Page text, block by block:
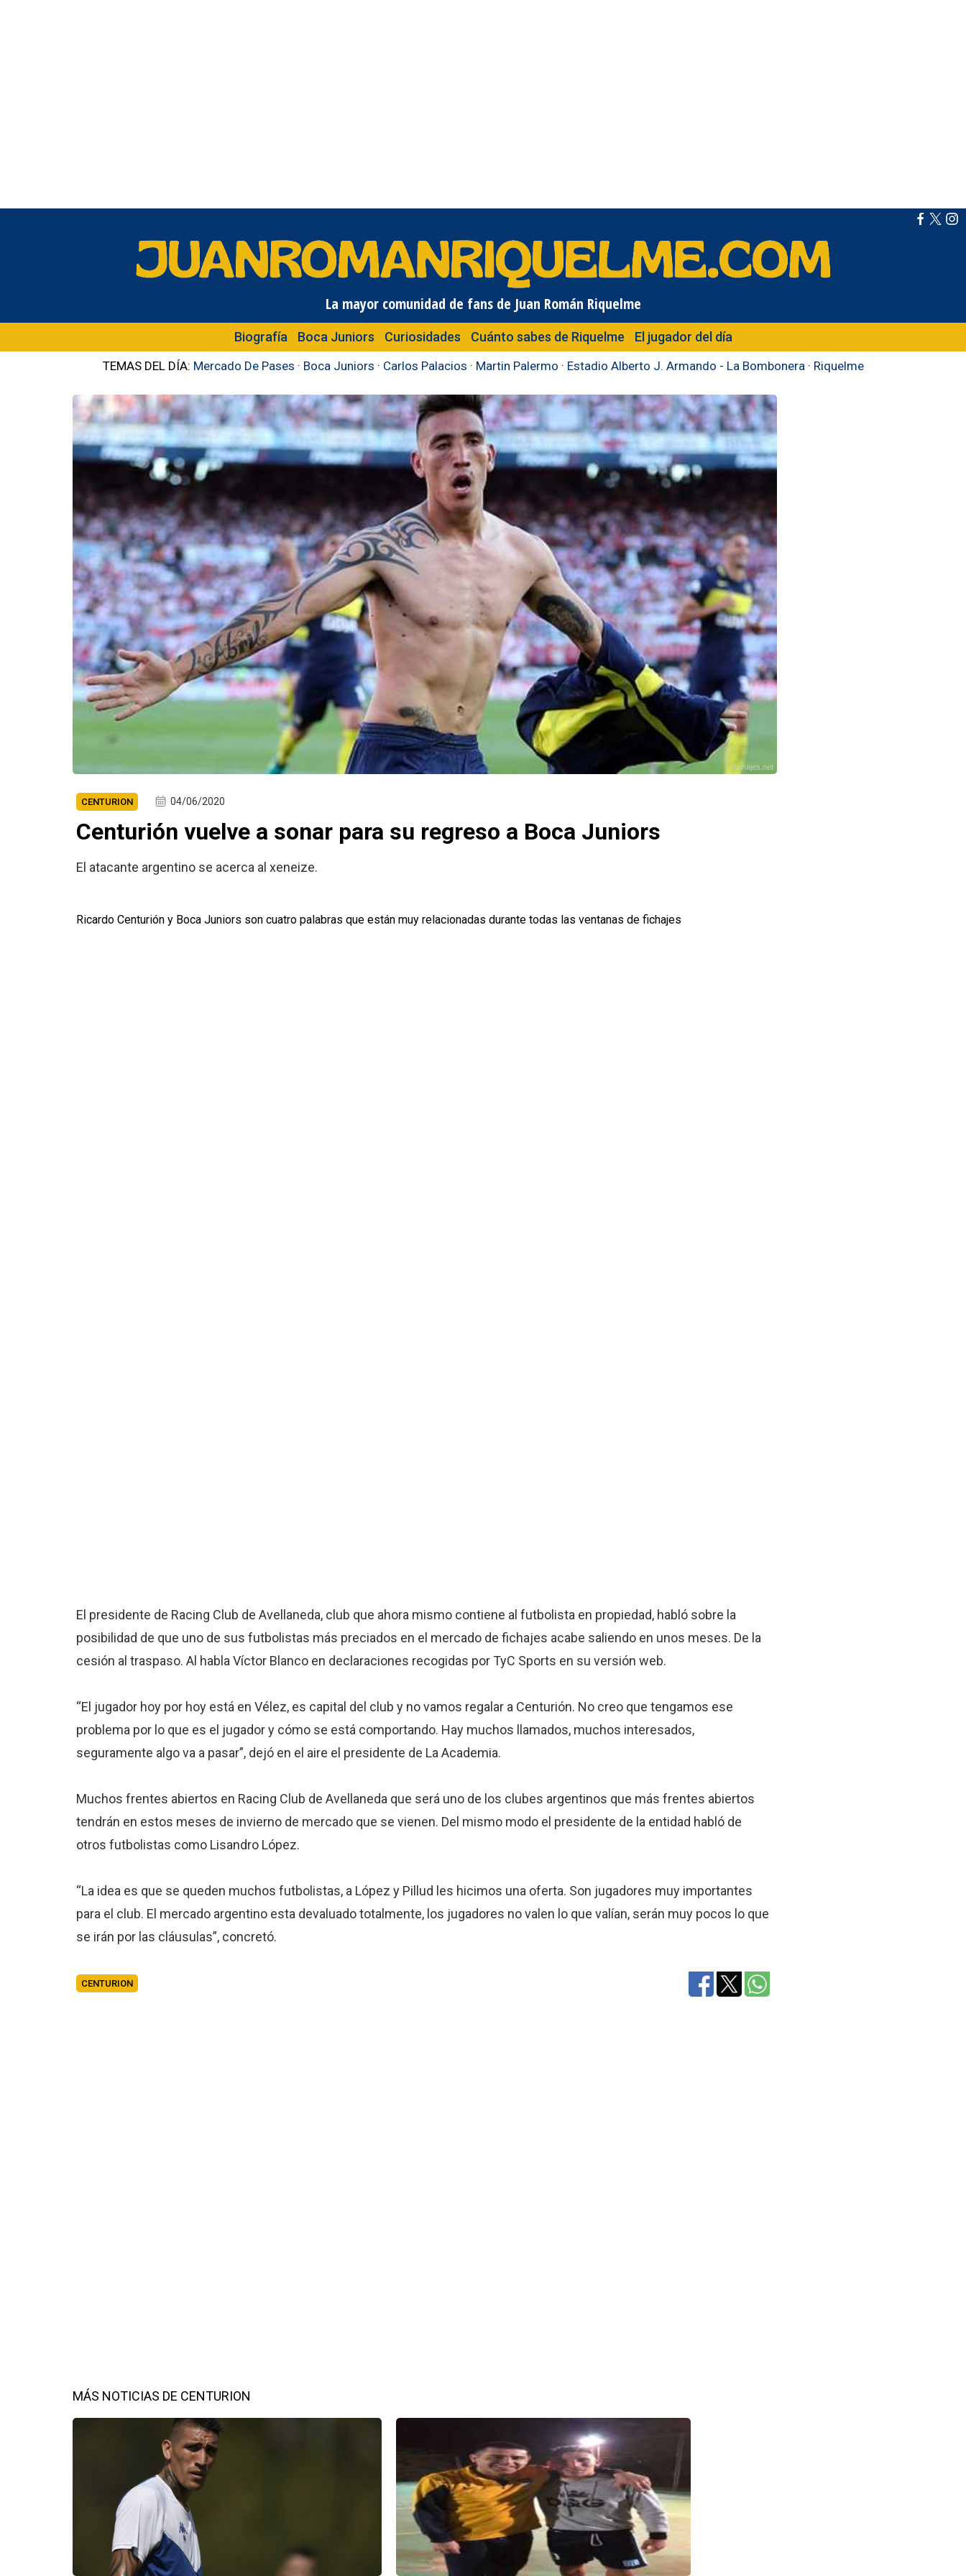
La mayor comunidad de fans de Juan Román Riquelme
Biografía Boca Juniors Curiosidades Cuánto sabes de Riquelme El jugador del día
TEMAS DEL DÍA: Mercado De Pases · Boca Juniors · Carlos Palacios · Martin Palermo · Estadio Alberto J. Armando - La Bombonera · Riquelme
fichajes.net
CENTURION 04/06/2020
Centurión vuelve a sonar para su regreso a Boca Juniors
El atacante argentino se acerca al xeneize.
Ricardo Centurión y Boca Juniors son cuatro palabras que están muy relacionadas durante todas las ventanas de fichajes
El presidente de Racing Club de Avellaneda, club que ahora mismo contiene al futbolista en propiedad, habló sobre la
posibilidad de que uno de sus futbolistas más preciados en el mercado de fichajes acabe saliendo en unos meses. De la
cesión al traspaso. Al habla Víctor Blanco en declaraciones recogidas por TyC Sports en su versión web.
“El jugador hoy por hoy está en Vélez, es capital del club y no vamos regalar a Centurión. No creo que tengamos ese
problema por lo que es el jugador y cómo se está comportando. Hay muchos llamados, muchos interesados,
seguramente algo va a pasar”, dejó en el aire el presidente de La Academia.
Muchos frentes abiertos en Racing Club de Avellaneda que será uno de los clubes argentinos que más frentes abiertos
tendrán en estos meses de invierno de mercado que se vienen. Del mismo modo el presidente de la entidad habló de
otros futbolistas como Lisandro López.
“La idea es que se queden muchos futbolistas, a López y Pillud les hicimos una oferta. Son jugadores muy importantes
para el club. El mercado argentino esta devaluado totalmente, los jugadores no valen lo que valían, serán muy pocos lo que
se irán por las cláusulas”, concretó.
CENTURION
MÁS NOTICIAS DE CENTURION